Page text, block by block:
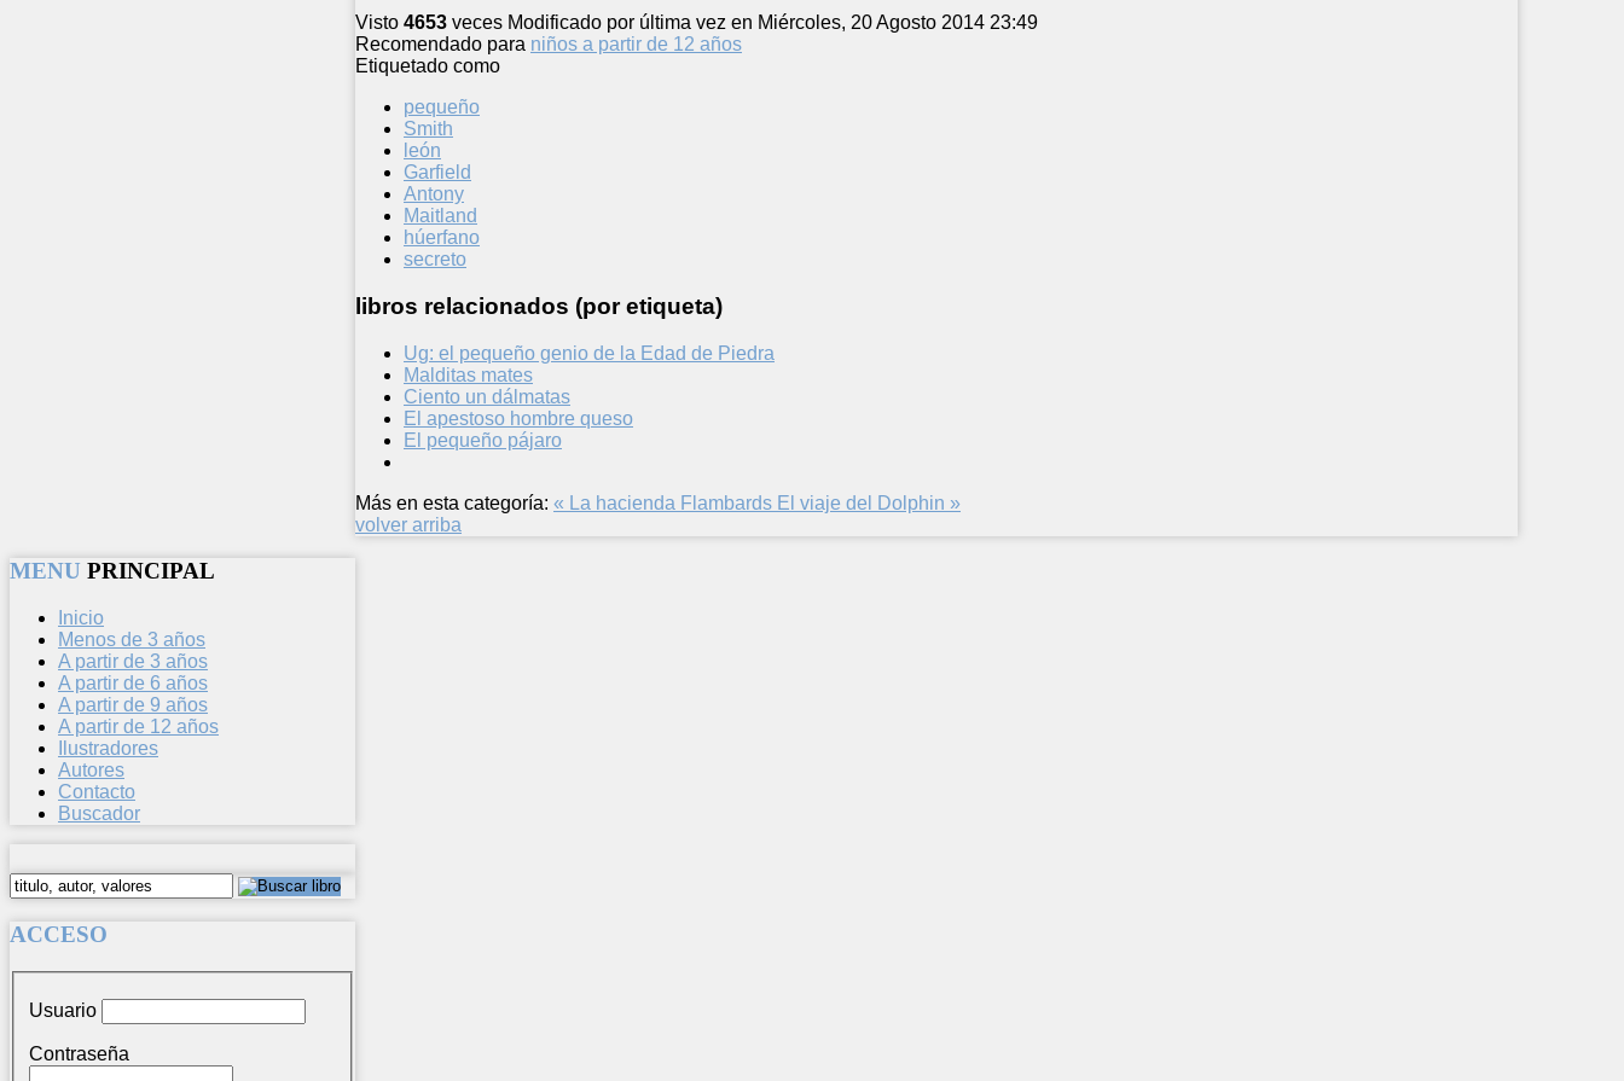
Visto 4653 veces Modificado por última vez en Miércoles, 20 Agosto 2014 23:49
Recomendado para niños a partir de 12 años
Etiquetado como
pequeño
Smith
león
Garfield
Antony
Maitland
húerfano
secreto
libros relacionados (por etiqueta)
Ug: el pequeño genio de la Edad de Piedra
Malditas mates
Ciento un dálmatas
El apestoso hombre queso
El pequeño pájaro
Más en esta categoría: « La hacienda Flambards El viaje del Dolphin »
volver arriba
MENU PRINCIPAL
Inicio
Menos de 3 años
A partir de 3 años
A partir de 6 años
A partir de 9 años
A partir de 12 años
Ilustradores
Autores
Contacto
Buscador
ACCESO
Usuario
Contraseña